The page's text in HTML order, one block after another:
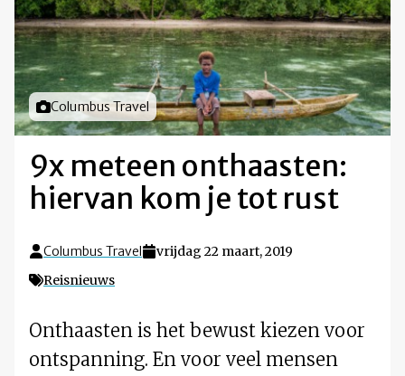
Foto door
Columbus Travel
9x meteen onthaasten:
hiervan kom je tot rust
Columbus Travel
vrijdag 22 maart, 2019
Reisnieuws
Onthaasten is het bewust kiezen voor
ontspanning. En voor veel mensen